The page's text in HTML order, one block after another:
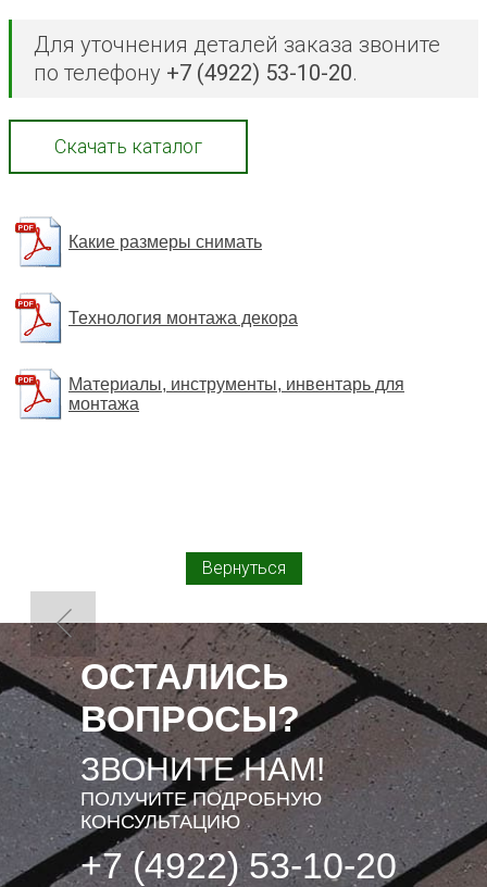
Для уточнения деталей заказа звоните
по телефону +7 (4922) 53-10-20.
Скачать каталог
Какие размеры снимать
Технология монтажа декора
Материалы, инструменты, инвентарь для
монтажа
Вернуться
ОСТАЛИСЬ
ВОПРОСЫ?
ЗВОНИТЕ НАМ!
ПОЛУЧИТЕ ПОДРОБНУЮ
КОНСУЛЬТАЦИЮ
+7 (4922) 53-10-20